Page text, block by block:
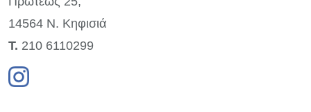
14564 Ν. Κηφισιά
Τ. 210 6110299